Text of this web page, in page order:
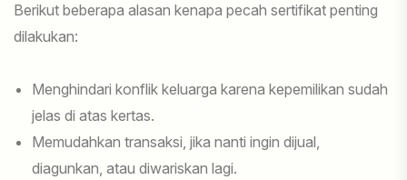
Berikut beberapa alasan kenapa pecah sertifikat penting
dilakukan:
Menghindari konflik keluarga karena kepemilikan sudah
jelas di atas kertas.
Memudahkan transaksi, jika nanti ingin dijual,
diagunkan, atau diwariskan lagi.